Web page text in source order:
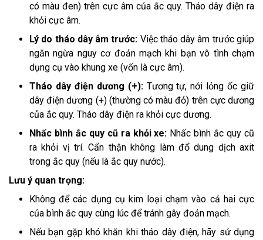
có màu đen) trên cực âm của ắc quy. Tháo dây điện ra
khỏi cực âm.
Lý do tháo dây âm trước: Việc tháo dây âm trước giúp
ngăn ngừa nguy cơ đoản mạch khi bạn vô tình chạm
dụng cụ vào khung xe (vốn là cực âm).
Tháo dây điện dương (+):Tương tự, nới lỏng ốc giữ
dây điện dương (+) (thường có màu đỏ) trên cực dương
của ắc quy. Tháo dây điện ra khỏi cực dương.
Nhấc bình ắc quy cũ ra khỏi xe: Nhấc bình ắc quy cũ
ra khỏi vị trí. Cẩn thận không làm đổ dung dịch axit
trong ắc quy (nếu là ắc quy nước).
Lưu ý quan trọng:
Không để các dụng cụ kim loại chạm vào cả hai cực
của bình ắc quy cùng lúc để tránh gây đoản mạch.
Nếu bạn gặp khó khăn khi tháo dây điện, hãy sử dụng